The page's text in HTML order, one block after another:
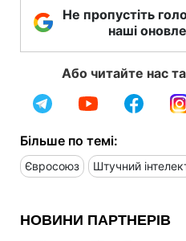
Не пропустіть
наші
Або читайте нас
Більше по темі:
Євросоюз Штучний